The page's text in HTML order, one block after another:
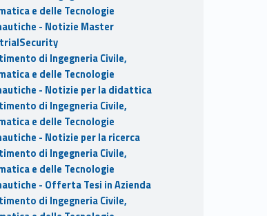
e delle Tecnologie
- Notizie Master
di Ingegneria Civile,
e delle Tecnologie
- Notizie per la didattica
di Ingegneria Civile,
e delle Tecnologie
- Notizie per la ricerca
di Ingegneria Civile,
e delle Tecnologie
- Offerta Tesi in Azienda
di Ingegneria Civile,